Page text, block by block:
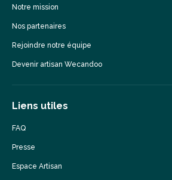
Notre mission
Nos partenaires
Rejoindre notre équipe
Devenir artisan Wecandoo
Liens utiles
FAQ
Presse
Espace Artisan